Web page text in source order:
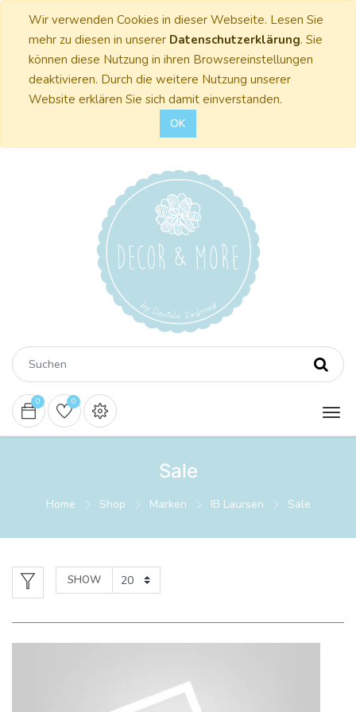
Wir verwenden Cookies in dieser Webseite. Lesen Sie
mehr zu diesen in unserer Datenschutzerklärung. Sie
können diese Nutzung in ihren Browsereinstellungen
deaktivieren. Durch die weitere Nutzung unserer
Website erklären Sie sich damit einverstanden.
OK
0 0
Sale
Home Shop Marken IB Laursen Sale
SHOW